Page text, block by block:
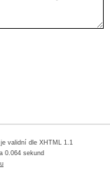
validní dle XHTML 1.1
0.064 sekund